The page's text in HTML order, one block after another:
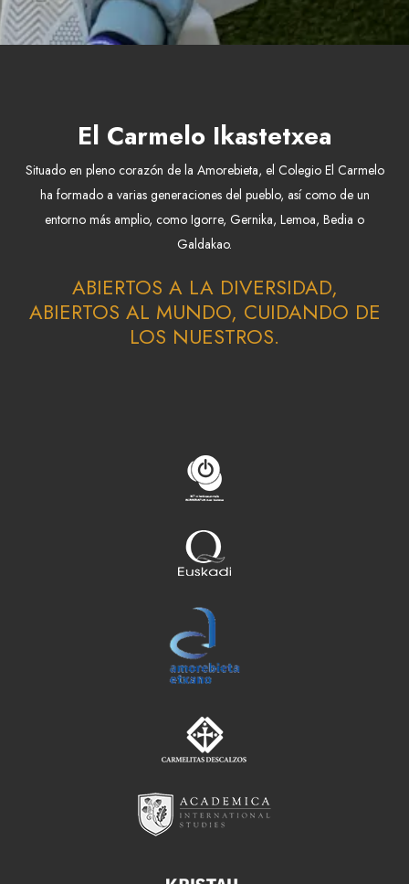
El Carmelo Ikastetxea
Situado en pleno corazón de la Amorebieta, el Colegio El Carmelo
ha formado a varias generaciones del pueblo, así como de un
entorno más amplio, como Igorre, Gernika, Lemoa, Bedia o
Galdakao.
ABIERTOS A LA DIVERSIDAD,
ABIERTOS AL MUNDO, CUIDANDO DE
LOS NUESTROS.